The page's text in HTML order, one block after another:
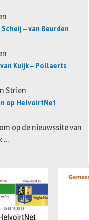
– van Beurden
Kuijk – Pollaerts
Strien
op HelvoirtNet
op de nieuwssite van
…